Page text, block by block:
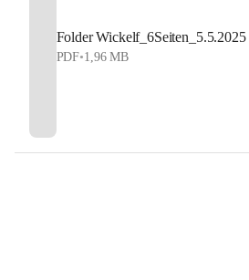
Folder Wickelf_6Seiten_5.5.2025
PDF•1,96 MB